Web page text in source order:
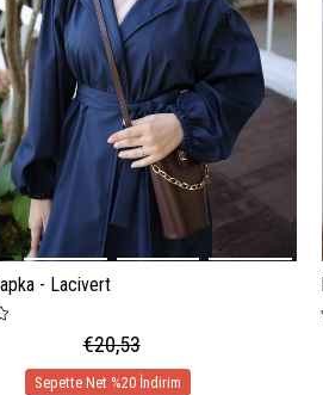
- Lacivert
€20,53